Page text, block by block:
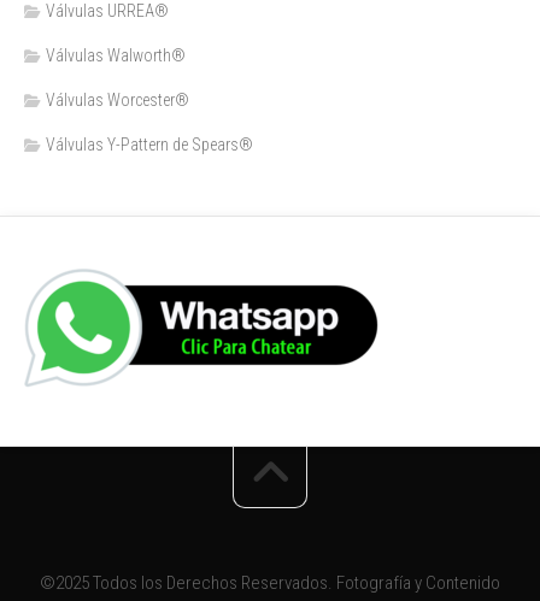
Válvulas URREA®
Válvulas Walworth®
Válvulas Worcester®
Válvulas Y-Pattern de Spears®️
©2025 Todos los Derechos Reservados. Fotografía y Contenido